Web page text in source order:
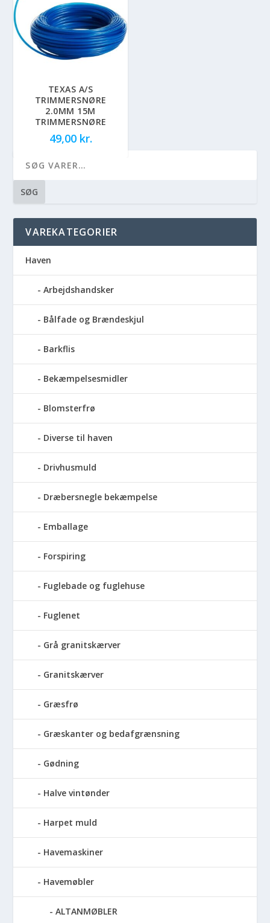
TEXAS A/S
TRIMMERSNØRE
2.0MM 15M
TRIMMERSNØRE
49,00 kr.
SØG
VAREKATEGORIER
Haven
Arbejdshandsker
Bålfade og Brændeskjul
Barkflis
Bekæmpelsesmidler
Blomsterfrø
Diverse til haven
Drivhusmuld
Dræbersnegle bekæmpelse
Emballage
Forspiring
Fuglebade og fuglehuse
Fuglenet
Grå granitskærver
Granitskærver
Græsfrø
Græskanter og bedafgrænsning
Gødning
Halve vintønder
Harpet muld
Havemaskiner
Havemøbler
ALTANMØBLER